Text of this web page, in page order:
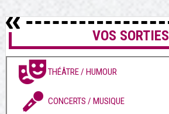
VOS SORTIES
THÉÂTRE / HUMOUR
CONCERTS / MUSIQUE